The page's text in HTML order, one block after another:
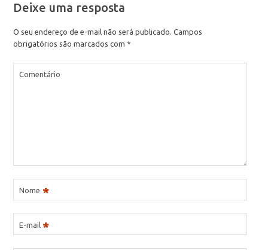
Deixe uma resposta
O seu endereço de e-mail não será publicado. Campos
obrigatórios são marcados com *
Comentário
Nome *
E-mail *